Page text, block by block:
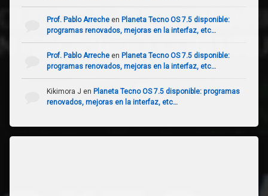
Prof. Pablo Arrecheen Planeta Tecno OS 7.5 disponible:
programas renovados, mejoras en la interfaz, etc…
Prof. Pablo Arrecheen Planeta Tecno OS 7.5 disponible:
programas renovados, mejoras en la interfaz, etc…
Kikimora J en Planeta Tecno OS 7.5 disponible: programas
renovados, mejoras en la interfaz, etc…